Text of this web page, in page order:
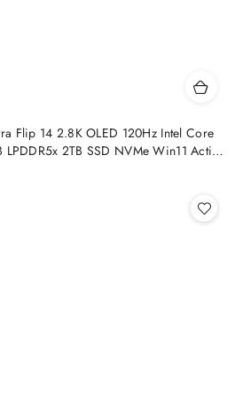
Flip 14 2.8K OLED 120Hz Intel Core
2TB SSD NVMe Win11 Active